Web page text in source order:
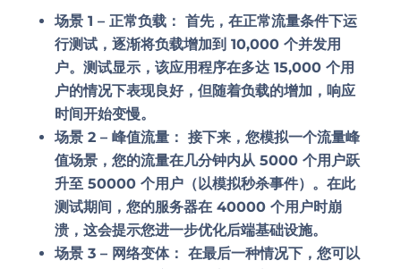
场景 1 – 正常负载： 首先，在正常流量条件下运
行测试，逐渐将负载增加到 10,000 个并发用
户。测试显示，该应用程序在多达 15,000 个用
户的情况下表现良好，但随着负载的增加，响应
时间开始变慢。
场景 2 – 峰值流量： 接下来，您模拟一个流量峰
值场景，您的流量在几分钟内从 5000 个用户跃
升至 50000 个用户（以模拟秒杀事件）。在此
测试期间，您的服务器在 40000 个用户时崩
溃，这会提示您进一步优化后端基础设施。
场景 3 – 网络变体： 在最后一种情况下，您可以